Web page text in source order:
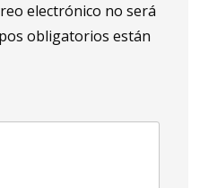
electrónico no será
obligatorios están